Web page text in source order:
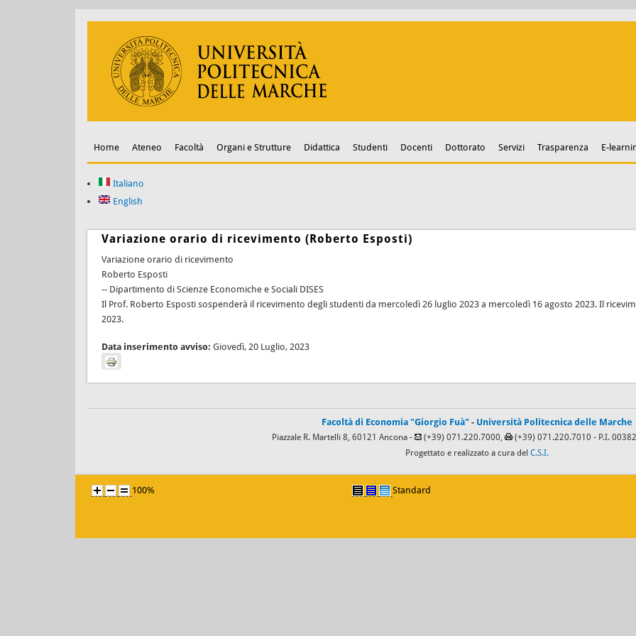
Home Ateneo Facoltà Organi e Strutture Didattica Studenti Docenti Dottorato Servizi Trasparenza E-
Italiano
English
Variazione orario di ricevimento (Roberto Esposti)
Variazione orario di ricevimento
Roberto Esposti
-- Dipartimento di Scienze Economiche e Sociali DISES
Il Prof. Roberto Esposti sospenderà il ricevimento degli studenti da mercoledì 26 luglio 2023 a mercoledì 16 agosto 2023. Il
2023.
Data inserimento avviso: Giovedì, 20 Luglio, 2023
Facoltà di Economia "Giorgio Fuà" - Università Politecnica delle Marche
Piazzale R. Martelli 8, 60121 Ancona - (+39) 071.220.7000, (+39) 071.220.7010 - P.I.
Progettato e realizzato a cura del C.S.I.
100% Standard